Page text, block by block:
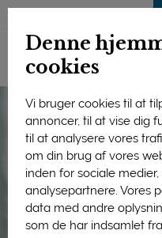
Denne
cookies
Vi bruger cookies til at
annoncer, til at vise dig
til at analysere vores
om din brug af vores
inden for sociale
analysepartnere. Vores
data med andre
som de har indsamlet